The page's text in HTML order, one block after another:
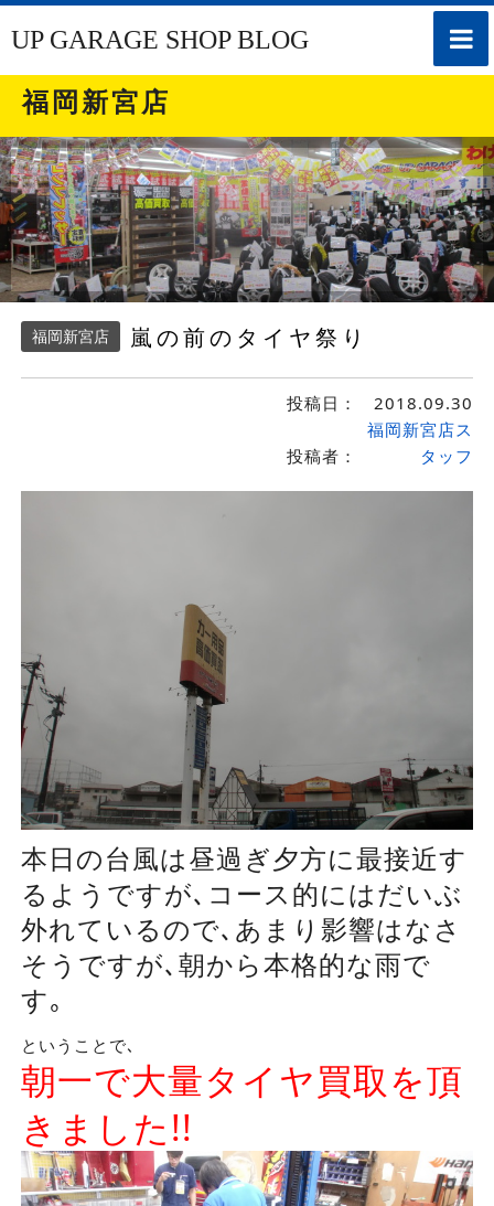
toggle
UP GARAGE SHOP BLOG
福岡新宮店
福岡新宮店 嵐の前のタイヤ祭り
投稿日： 2018.09.30
投稿者：
福岡新宮店ス
タッフ
本日の台風は昼過ぎ夕方に最接近す
るようですが､コース的にはだいぶ
外れているので､あまり影響はなさ
そうですが､朝から本格的な雨で
す｡
ということで､
朝一で大量タイヤ買取を頂
きました!!